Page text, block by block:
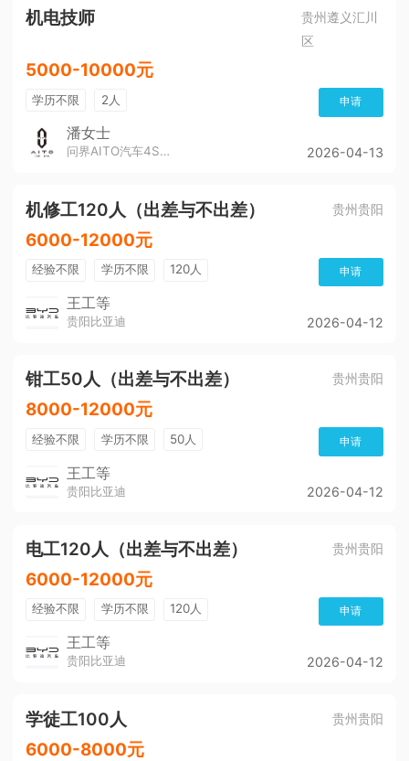
机电技师
贵州遵义汇川
区
5000-10000元
学历不限 2人 申请
潘女士
问界AITO汽车4S店（董公寺汽博城） 2026-04-13
机修工120人（出差与不出差） 贵州贵阳
6000-12000元
经验不限 学历不限 120人 申请
王工等
贵阳比亚迪 2026-04-12
钳工50人（出差与不出差） 贵州贵阳
8000-12000元
经验不限 学历不限 50人 申请
王工等
贵阳比亚迪 2026-04-12
电工120人（出差与不出差） 贵州贵阳
6000-12000元
经验不限 学历不限 120人 申请
王工等
贵阳比亚迪 2026-04-12
学徒工100人 贵州贵阳
6000-8000元